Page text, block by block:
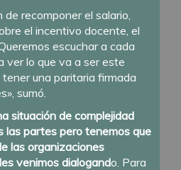
recomponer el salario,
el incentivo docente, el
escuchar a cada
ver lo que va a ser este
una paritaria firmada
sumó.
situación de complejidad
las partes pero tenemos que
las organizaciones
venimos dialogando. Para